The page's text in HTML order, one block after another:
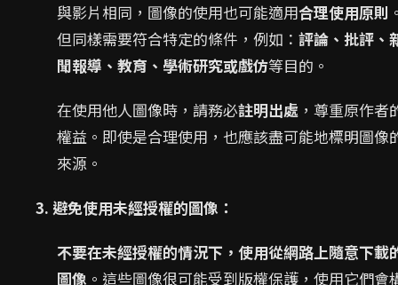
與影片相同，圖像的使用也可能適用合理使用原則
但同樣需要符合特定的條件，例如： 評論、批評、
聞報導、教育、學術研究或戲仿等目的。
在使用他人圖像時，請務必註明出處 ，尊重原作者
權益。即使是合理使用，也應該盡可能地標明圖像
來源。
3. 避免使用未經授權的圖像：
不要在未經授權的情況下，使用從網路上隨意下載
圖像 。這些圖像很可能受到版權保護，使用它們會